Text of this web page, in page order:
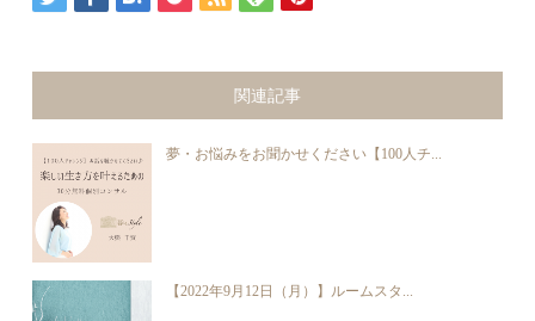
関連記事
夢・お悩みをお聞かせください【100人チ...
【2022年9月12日（月）】ルームスタ...